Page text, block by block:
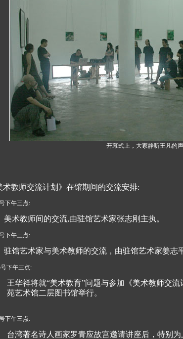
开幕式上，大家静听王凡的声
术教师交流计划》在馆期间的交流安排:
下午三点:
美术教师间的交流,由驻馆艺术家张志刚主执。
下午三点:
驻馆艺术家与美术教师的交流，由驻馆艺术家姜志
下午三点:
王华祥将就“美术教育”问题与参加《美术教师交
苑艺术馆二层图书馆举行。
下午三点:
台湾著名诗人画家罗青应故宫邀请讲座后，特别